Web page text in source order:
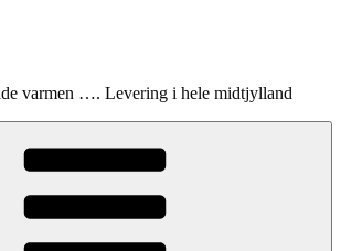
varmen …. Levering i hele midtjylland